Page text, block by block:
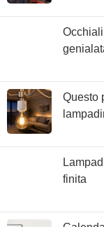
Questo
finita